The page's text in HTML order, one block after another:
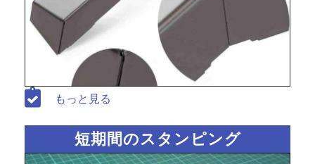
もっと見る
短期間のスタンピング